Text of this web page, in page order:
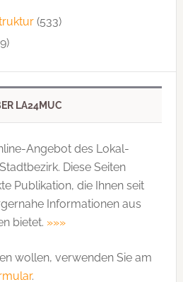
(533)
LA24MUC
Angebot des Lokal-
Diese Seiten
Publi­kation, die Ihnen seit
Informationen aus
bietet. »»»
wollen, verwenden Sie am
.